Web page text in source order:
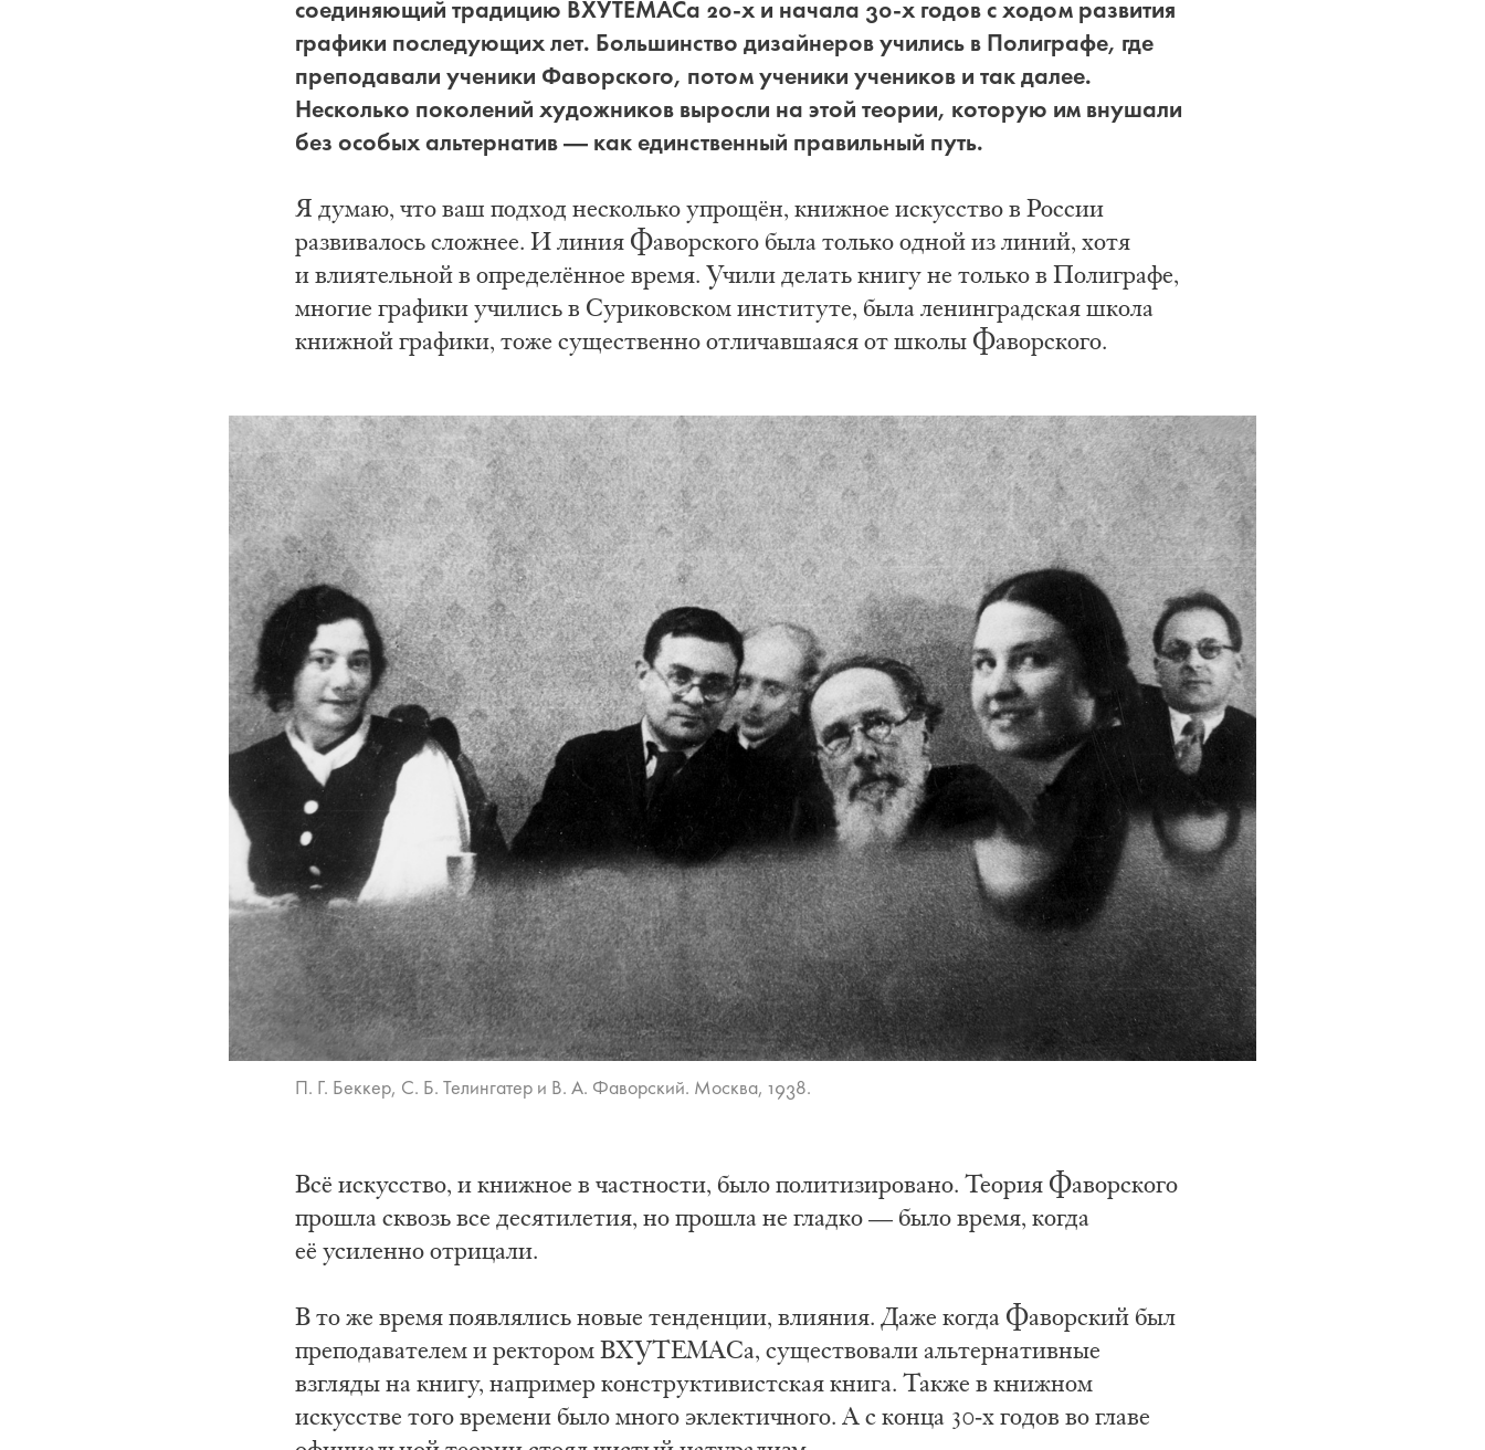
соединяющий традицию ВХУТЕМАСа 20-х и начала 30-х годов с ходом развития
графики последующих лет. Большинство дизайнеров учились в Полиграфе, где
преподавали ученики Фаворского, потом ученики учеников и так далее.
Несколько поколений художников выросли на этой теории, которую им внушали
без особых альтернатив — как единственный правильный путь.
Я думаю, что ваш подход несколько упрощён, книжное искусство в России
развивалось сложнее. И линия Фаворского была только одной из линий, хотя
и влиятельной в определённое время. Учили делать книгу не только в Полиграфе,
многие графики учились в Суриковском институте, была ленинградская школа
книжной графики, тоже существенно отличавшаяся от школы Фаворского.
П. Г. Беккер, С. Б. Телингатер и В. А. Фаворский. Москва, 1938.
Всё искусство, и книжное в частности, было политизировано. Теория Фаворского
прошла сквозь все десятилетия, но прошла не гладко — было время, когда
её усиленно отрицали.
В то же время появлялись новые тенденции, влияния. Даже когда Фаворский был
преподавателем и ректором ВХУТЕМАСа, существовали альтернативные
взгляды на книгу, например конструктивистская книга. Также в книжном
искусстве того времени было много эклектичного. А с конца 30-х годов во главе